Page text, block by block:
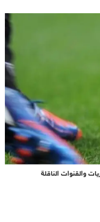
والقنوات الناقلة